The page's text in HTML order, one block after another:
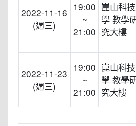
2022-11-16
(週三)
19:00
~
21:00
崑山科
學 教學
究大樓
2022-11-23
(週三)
19:00
~
21:00
崑山科
學 教學
究大樓